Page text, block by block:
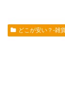
どこが安い？-雑